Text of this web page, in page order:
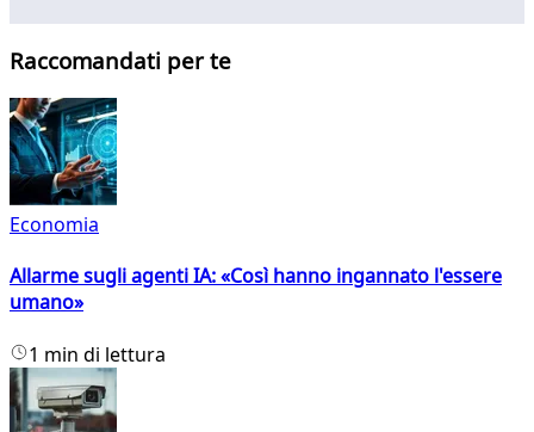
Raccomandati per te
Economia
Allarme sugli agenti IA: «Così hanno ingannato l'essere
umano»
1 min di lettura